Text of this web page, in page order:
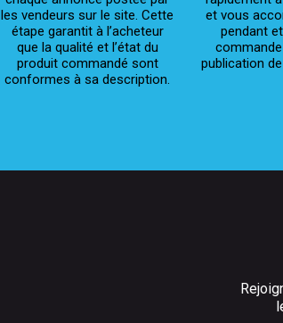
les vendeurs sur le site. Cette
étape garantit à l’acheteur
que la qualité et l’état du
produit commandé sont
conformes à sa description.
et vous
pendant
publication